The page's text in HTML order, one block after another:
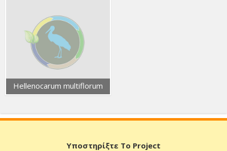
Hellenocarum multiflorum
Υποστηρίξτε Το Project